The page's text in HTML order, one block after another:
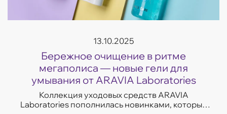
13.10.2025
Бережное очищение в ритме
мегаполиса — новые гели для
умывания от ARAVIA Laboratories
Коллекция уходовых средств ARAVIA
Laboratories пополнилась новинками, которые